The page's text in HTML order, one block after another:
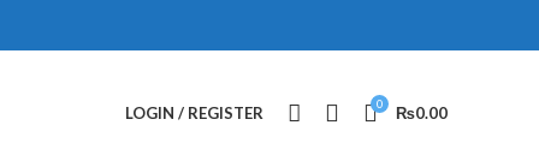
LOGIN / REGISTER 0 ₨0.00